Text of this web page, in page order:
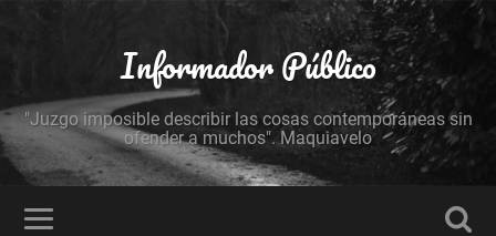
Informador Público
"Juzgo imposible describir las cosas contemporáneas sin
ofender a muchos". Maquiavelo